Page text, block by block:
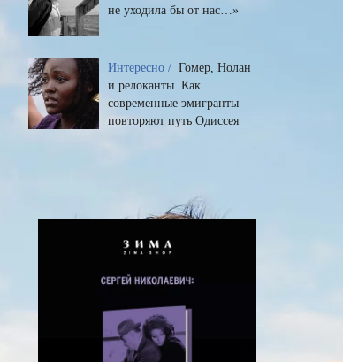
не уходила бы от нас…»
Интересно / Гомер, Нолан
и релоканты. Как
современные эмигранты
повторяют путь Одиссея